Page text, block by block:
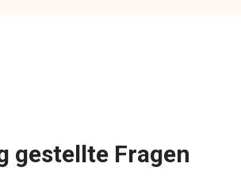
gestellte Fragen